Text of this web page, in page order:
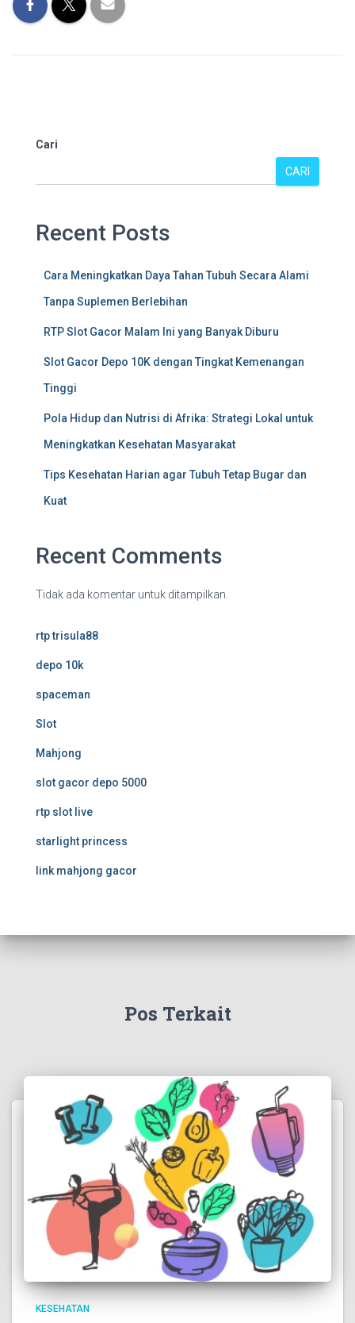
Cari
CARI
Recent Posts
Cara Meningkatkan Daya Tahan Tubuh Secara Alami
Tanpa Suplemen Berlebihan
RTP Slot Gacor Malam Ini yang Banyak Diburu
Slot Gacor Depo 10K dengan Tingkat Kemenangan
Tinggi
Pola Hidup dan Nutrisi di Afrika: Strategi Lokal untuk
Meningkatkan Kesehatan Masyarakat
Tips Kesehatan Harian agar Tubuh Tetap Bugar dan
Kuat
Recent Comments
Tidak ada komentar untuk ditampilkan.
rtp trisula88
depo 10k
spaceman
Slot
Mahjong
slot gacor depo 5000
rtp slot live
starlight princess
link mahjong gacor
Pos Terkait
KESEHATAN